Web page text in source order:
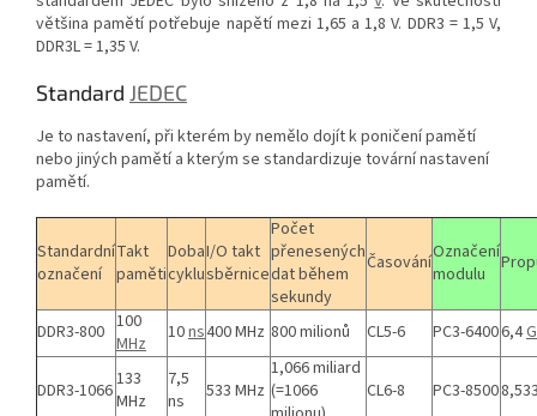
většina pamětí potřebuje napětí mezi 1,65 a 1,8 V. DDR3 = 1,5 V,
DDR3L = 1,35 V.
Standard JEDEC
Je to nastavení, při kterém by nemělo dojít k poničení pamětí
nebo jiných pamětí a kterým se standardizuje tovární nastavení
pamětí.
Standardní
označení
Takt
paměti
Doba
cyklu
I/O takt
sběrnice
Počet
přenesených
dat během
sekundy
ČasováníOznačení
modulu
DDR3-800 100
MHz
10ns400 MHz 800 milionů CL5-6 PC3-64006,4
DDR3-1066133
MHz
7,5
ns
533 MHz
1,066 miliard
(=1066
CL6-8 PC3-8500